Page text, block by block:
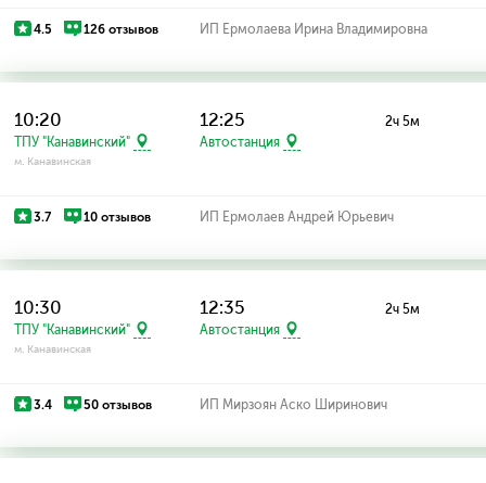
4.5 126 отзывов ИП Ермолаева Ирина Владимировна
10:20
ТПУ "Канавинский"
м. Канавинская
12:25
Автостанция
2ч 5м
3.7 10 отзывов ИП Ермолаев Андрей Юрьевич
10:30
ТПУ "Канавинский"
м. Канавинская
12:35
Автостанция
2ч 5м
3.4 50 отзывов ИП Мирзоян Аско Ширинович